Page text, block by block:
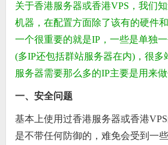
关于香港服务器或香港VPS ，我们
机器，在配置方面除了该有的硬件
一个很重要的就是IP，一些是单独
(多IP还包括群站服务器在内)，很多
服务器需要那么多的IP主要是用来
一、安全问题
基本上使用过香港服务器或香港
是不带任何防御的，难免会受到一